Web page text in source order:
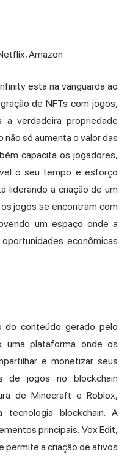
Amazon
está na vanguarda ao
de NFTs com jogos,
a verdadeira propriedade
só aumenta o valor das
capacita os jogadores,
o seu tempo e esforço
liderando a criação de um
jogos se encontram com
um espaço onde a
econômicas
do conteúdo gerado pelo
uma plataforma onde os
e monetizar seus
de jogos no blockchain
de Minecraft e Roblox,
blockchain. A
principais: Vox Edit,
permite a criação de ativos